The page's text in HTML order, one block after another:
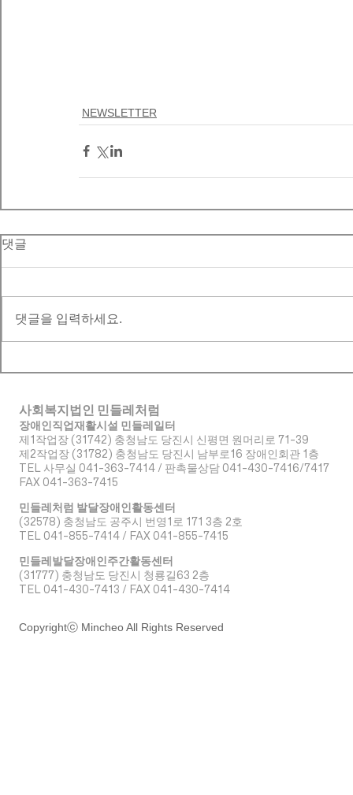
NEWSLETTER
댓글
댓글을 입력하세요.
사회복지법인 민들레처럼
장애인직업재활시설 민들레일터
제1작업장 (31742) 충청남도 당진시 신평면 원머리로 71-39
​제2작업장 (31782) 충청남도 당진시 남부로16 장애인회관 1층
TEL 사무실 041-363-7414 / 판촉물상담 041-430-7416/7417
FAX 041-363-7415
민들레처럼 발달장애인활동센터
(32578) 충청남도 공주시 번영1로 171 3층 2호
TEL 041-855-7414 / FAX 041-855-7415
민들레발달장애인주간활동센터
(31777) 충청남도 당진시 청룡길63 2층
TEL 041-430-7413 / FAX 041-430-7414
Copyrightⓒ Mincheo All Rights Reserved